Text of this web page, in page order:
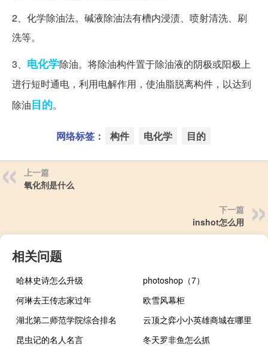
2、化学除油法。碱液除油法有槽内浸渍、喷射清洗、刷
洗等。
3、 电化学除油。将除油构件置于除油液的阴极或阳极上
进行短时通电，利用电解作用，使油脂脱离构件，以达到
除油目的。
网络标签： 构件 电化学 目的
上一篇
氧化剂是什么
下一篇
inshot怎么用
相关问题
哈林史诗怎么升级
photoshop（7）
何琳去王传志家过年
欧雪风幕柜
湖北第二师范学院综合排名
云顶之弈小小英雄商城在哪里
昆虫记的名人名言
冬天罗非鱼怎么抓